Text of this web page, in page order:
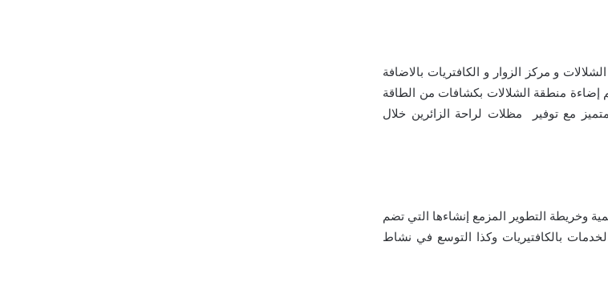
و مركز الزوار و الكافتريات بالاضافة
منطقة الشلالات بكشافات من الطاقة
مع توفير مظلات لراحة الزائرين خلال
وخريطة التطوير المزمع إنشاءها التي تضم
بالكافتيريات وكذا التوسع في نشاط